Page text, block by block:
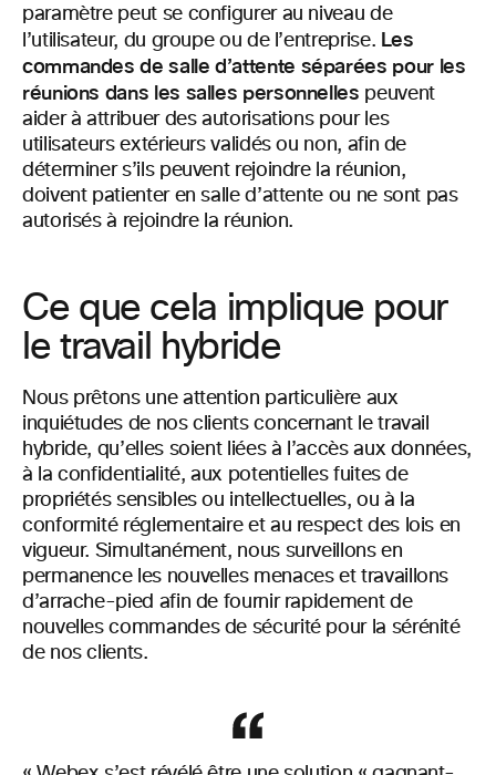
paramètre peut se configurer au niveau de
l’utilisateur, du groupe ou de l’entreprise. Les
commandes de salle d’attente séparées pour les
réunions dans les salles personnelles peuvent
aider à attribuer des autorisations pour les
utilisateurs extérieurs validés ou non, afin de
déterminer s’ils peuvent rejoindre la réunion,
doivent patienter en salle d’attente ou ne sont pas
autorisés à rejoindre la réunion.
Ce que cela implique pour
le travail hybride
Nous prêtons une attention particulière aux
inquiétudes de nos clients concernant le travail
hybride, qu’elles soient liées à l’accès aux données,
à la confidentialité, aux potentielles fuites de
propriétés sensibles ou intellectuelles, ou à la
conformité réglementaire et au respect des lois en
vigueur. Simultanément, nous surveillons en
permanence les nouvelles menaces et travaillons
d’arrache-pied afin de fournir rapidement de
nouvelles commandes de sécurité pour la sérénité
de nos clients.